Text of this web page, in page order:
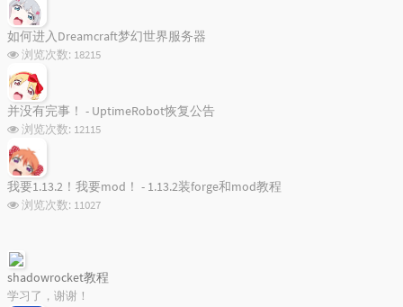
Tag Chart
如何进入Dreamcraft梦幻世界服务器
浏览次数: 18215
并没有完事！ - UptimeRobot恢复公告
浏览次数: 12115
我要1.13.2！我要mod！ - 1.13.2装forge和mod教程
浏览次数: 11027
shadowrocket教程
学习了，谢谢！